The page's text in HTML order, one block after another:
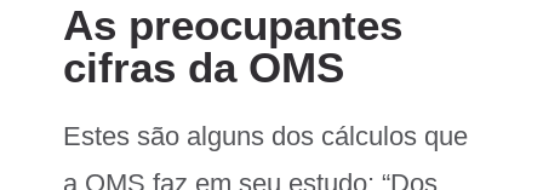
As preocupantes
cifras da OMS
Estes são alguns dos cálculos que
a OMS faz em seu estudo: “Dos